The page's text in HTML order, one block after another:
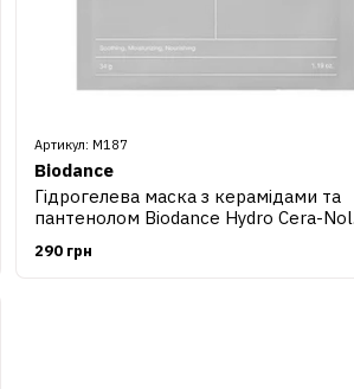
Артикул: М187
Biodance
Гідрогелева маска з керамідами та
пантенолом Biodance Hydro Cera-Nol
290 грн